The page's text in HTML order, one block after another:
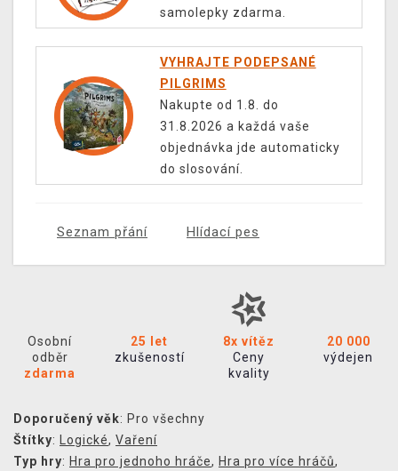
samolepky zdarma.
VYHRAJTE PODEPSANÉ
PILGRIMS
Nakupte od 1.8. do
31.8.2026 a každá vaše
objednávka jde automaticky
do slosování.
Seznam přání Hlídací pes
Osobní
odběr
zdarma
25 let
zkušeností
8x vítěz
Ceny
kvality
20 000
výdejen
Doporučený věk: Pro všechny
Štítky: Logické, Vaření
Typ hry: Hra pro jednoho hráče, Hra pro více hráčů,